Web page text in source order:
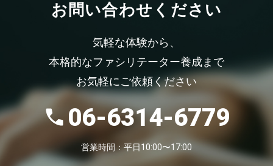
お問い合わせください
気軽な体験から、
本格的なファシリテーター養成まで
お気軽にご依頼ください
06-6314-6779
営業時間：平日10:00〜17:00